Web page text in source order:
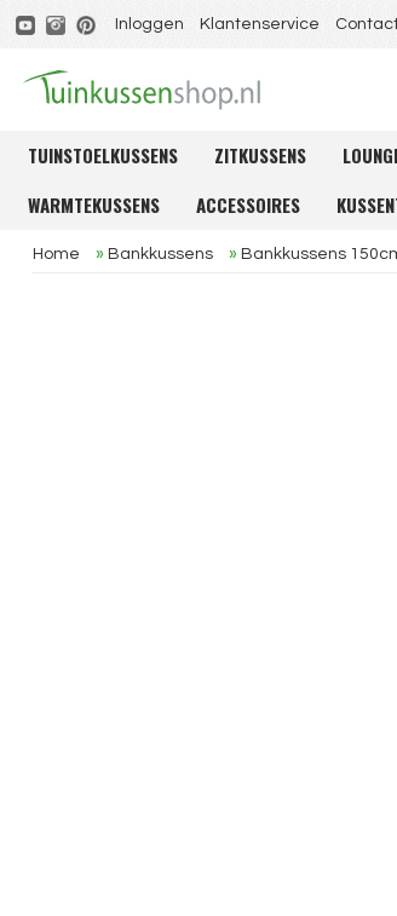
Inloggen Klantenservice
TUINSTOELKUSSENS ZITKUSSENS
WARMTEKUSSENS
ACCESSOIRES
Home » Bankkussens » Bankkussens